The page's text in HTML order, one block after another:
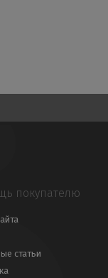
покупателю
статьи